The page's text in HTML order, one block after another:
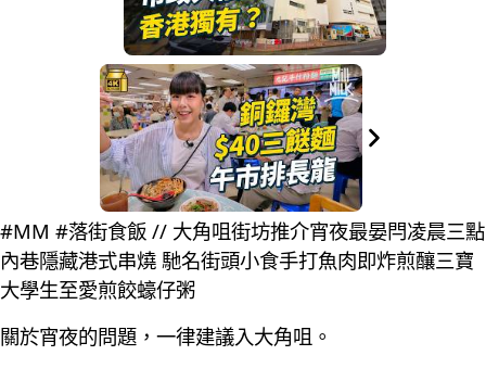
#MM #落街食飯 // 大角咀街坊推介宵夜最晏閂凌晨三點
內巷隱藏港式串燒 馳名街頭小食手打魚肉即炸煎釀三寶
大學生至愛煎餃蠔仔粥
關於宵夜的問題，一律建議入大角咀。